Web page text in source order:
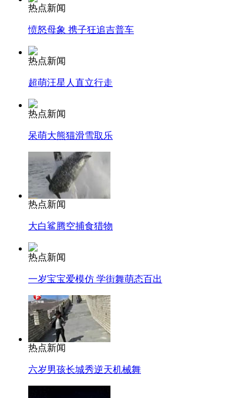
热点新闻
愤怒母象 携子狂追吉普车
热点新闻
超萌汪星人直立行走
热点新闻
呆萌大熊猫滑雪取乐
热点新闻
大白鲨腾空捕食猎物
热点新闻
一岁宝宝爱模仿 学街舞萌态百出
热点新闻
六岁男孩长城秀逆天机械舞